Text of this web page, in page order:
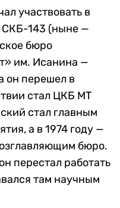
участвовать в
СКБ-143 (ныне —
бюро
им. Исанина —
он перешел в
стал ЦКБ МТ
стал главным
а в 1974 году —
бюро.
перестал работать
там научным